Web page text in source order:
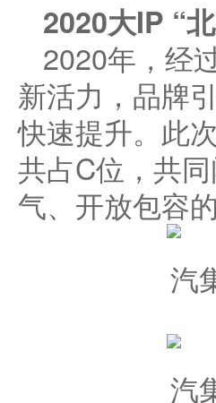
2020大IP “
2020年，经
新活力，品牌
快速提升。此
共占C位，共
气、开放包容